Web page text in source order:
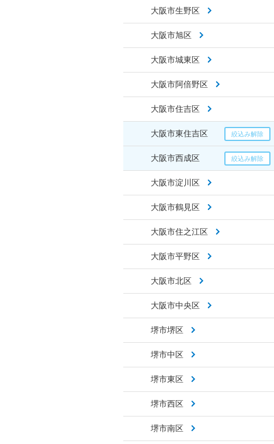
大阪市生野区
大阪市旭区
大阪市城東区
大阪市阿倍野区
大阪市住吉区
大阪市東住吉区
大阪市西成区
大阪市淀川区
大阪市鶴見区
大阪市住之江区
大阪市平野区
大阪市北区
大阪市中央区
堺市堺区
堺市中区
堺市東区
堺市西区
堺市南区